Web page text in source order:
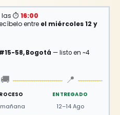
⏱ 16:00
entre el miércoles 12 y
58, Bogotá — listo en ~4
🚚 📍
ENTREGADO
12–14 Ago